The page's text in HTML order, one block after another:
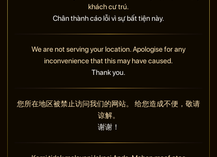
khách cư trú.
Chân thành cáo lỗi vì sự bất tiện này.
We are not serving your location. Apologise for any
inconvenience that this may have caused.
Thank you.
您所在地区被禁止访问我们的网站。 给您造成不便，敬请
谅解。
谢谢！